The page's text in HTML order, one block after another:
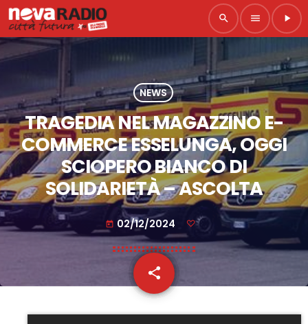
search menu play_arrow
NEWS
TRAGEDIA NEL MAGAZZINO E-
COMMERCE ESSELUNGA, OGGI
SCIOPERO BIANCO DI
SOLIDARIETÀ – ASCOLTA
today 02/12/2024
share
email